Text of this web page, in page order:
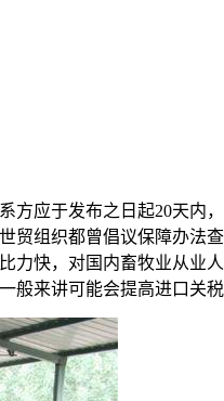
于发布之日起20天内
贸组织都曾倡议保障办
快，对国内畜牧业从业
来讲可能会提高进口关